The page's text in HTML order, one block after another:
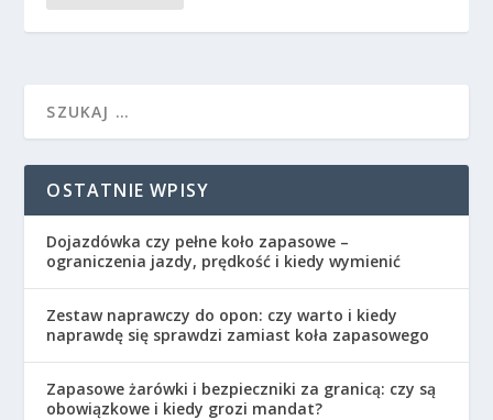
OSTATNIE WPISY
Dojazdówka czy pełne koło zapasowe –
ograniczenia jazdy, prędkość i kiedy wymienić
Zestaw naprawczy do opon: czy warto i kiedy
naprawdę się sprawdzi zamiast koła zapasowego
Zapasowe żarówki i bezpieczniki za granicą: czy są
obowiązkowe i kiedy grozi mandat?